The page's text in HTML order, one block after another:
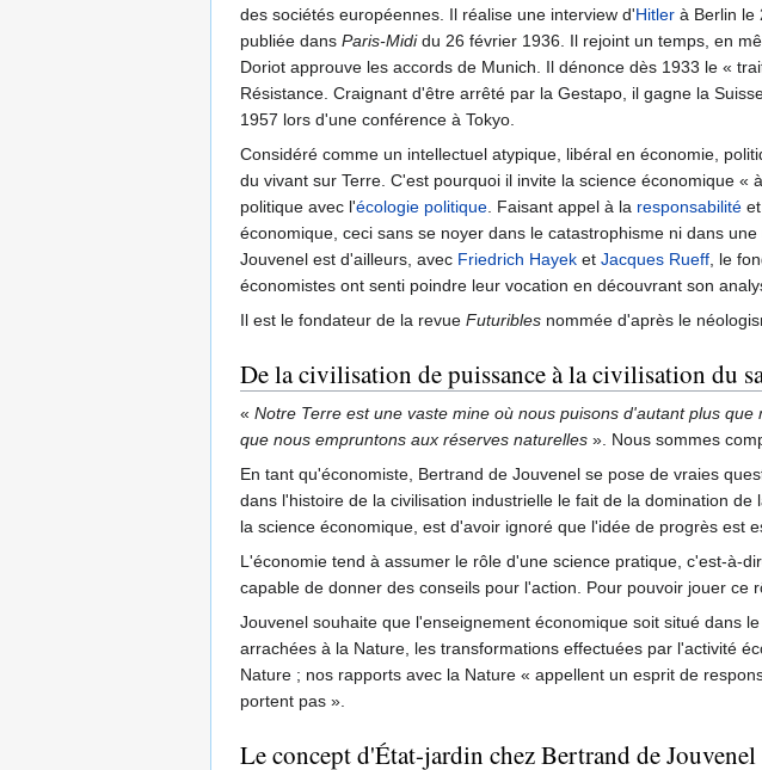
des sociétés européennes. Il réalise une interview d'Hitler à Berlin le
publiée dans Paris-Mididu 26 février 1936. Il rejoint un temps, en
Doriot approuve les accords de Munich. Il dénonce dès 1933 le «
Résistance. Craignant d'être arrêté par la Gestapo, il gagne la
1957 lors d'une conférence à Tokyo.
Considéré comme un intellectuel atypique, libéral en économie,
du vivant sur Terre. C'est pourquoi il invite la science économique
politique avec l'écologie politique. Faisant appel à la responsabilité
économique, ceci sans se noyer dans le catastrophisme ni dans
Jouvenel est d'ailleurs, avec Friedrich Hayek et Jacques Rueff, le
économistes ont senti poindre leur vocation en découvrant son
Il est le fondateur de la revue Futuribles nommée d'après le
De la civilisation de puissance à la civilisation du
« Notre Terre est une vaste mine où nous puisons d'autant plus
que nous empruntons aux réserves naturelles ». Nous sommes
En tant qu'économiste, Bertrand de Jouvenel se pose de vraies
dans l'histoire de la civilisation industrielle le fait de la domination
la science économique, est d'avoir ignoré que l'idée de progrès est
L'économie tend à assumer le rôle d'une science pratique, c'est-à-
capable de donner des conseils pour l'action. Pour pouvoir jouer ce
Jouvenel souhaite que l'enseignement économique soit situé dans
arrachées à la Nature, les transformations effectuées par l'activité
Nature ; nos rapports avec la Nature « appellent un esprit de
portent pas ».
Le concept d'État-jardin chez Bertrand de Jouvenel